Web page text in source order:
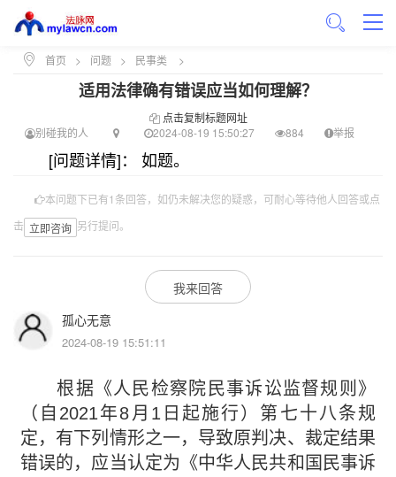
首页 > 问题 > 民事类 >
适用法律确有错误应当如何理解？
点击复制标题网址
别碰我的人
2024-08-19 15:50:27 884 举报
[问题详情]： 如题。
本问题下已有1条回答，如仍未解决您的疑惑，可耐心等待他人回答或点
击 立即咨询 另行提问。
我来回答
孤心无意
2024-08-19 15:51:11
根据《人民检察院民事诉讼监督规则》
（自2021年8月1日起施行）第七十八条规
定，有下列情形之一，导致原判决、裁定结果
错误的，应当认定为《中华人民共和国民事诉